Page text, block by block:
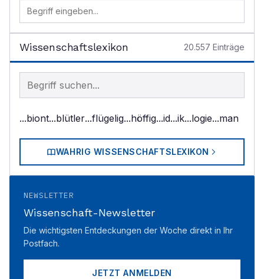
Wissenschaftslexikon 20.557 Einträge
Begriff im Lexikon suchen
...biont...blütler...flügelig...höffig...id...ik...logie...man
WAHRIG WISSENSCHAFTSLEXIKON
NEWSLETTER
Wissenschaft-Newsletter
Die wichtigsten Entdeckungen der Woche direkt in Ihr
Postfach.
JETZT ANMELDEN